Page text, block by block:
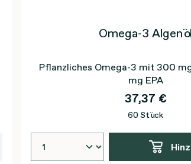
Omega-3 Algenöl
Pflanzliches Omega-3 mit 300
mg EPA
37,37 €
60 Stück